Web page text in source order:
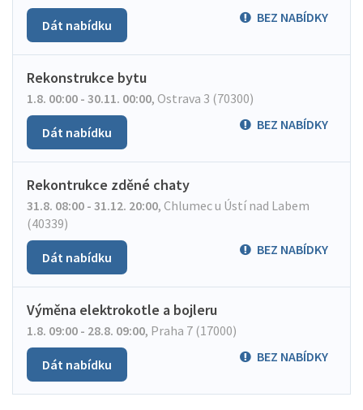
BEZ NABÍDKY
Dát nabídku
Rekonstrukce bytu
1.8. 00:00 - 30.11. 00:00, Ostrava 3 (70300)
BEZ NABÍDKY
Dát nabídku
Rekontrukce zděné chaty
31.8. 08:00 - 31.12. 20:00, Chlumec u Ústí nad Labem
(40339)
BEZ NABÍDKY
Dát nabídku
Výměna elektrokotle a bojleru
1.8. 09:00 - 28.8. 09:00, Praha 7 (17000)
BEZ NABÍDKY
Dát nabídku